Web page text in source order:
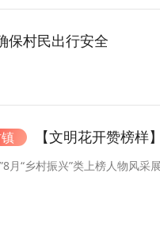
保村民出行安全
【文明花开赞榜样
月“乡村振兴”类上榜人物风采展